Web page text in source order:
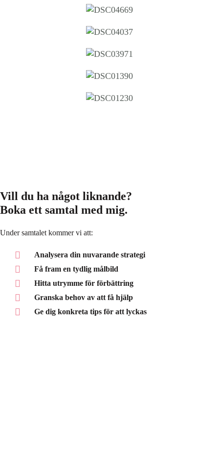
Vill du ha något liknande?
Boka ett samtal med mig.
Under samtalet kommer vi att:
Analysera din nuvarande strategi
Få fram en tydlig målbild
Hitta utrymme för förbättring
Granska behov av att få hjälp
Ge dig konkreta tips för att lyckas